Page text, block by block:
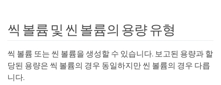
씩 볼륨 및 씬 볼륨의 용량 유형
씩 볼륨 또는 씬 볼륨을 생성할 수 있습니다. 보고된 용량과 할
당된 용량은 씩 볼륨의 경우 동일하지만 씬 볼륨의 경우 다릅
니다.